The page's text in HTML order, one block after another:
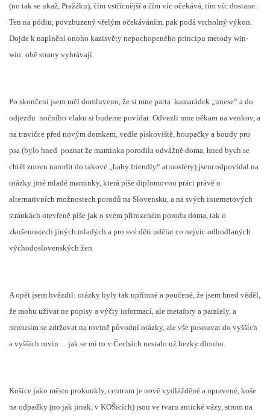
(no tak se ukaž, Pražáku), čím vstřícnější a čím víc očekává, tím víc dostane.
Ten na pódiu, povzbuzený vřelým očekáváním, pak podá vrcholný výkon.
Dojde k naplnění onoho kazisvěty nepochopeného principu metody win-
win: obě strany vyhrávají.
Po skončení jsem měl domluveno, že si mne parta kamarádek „unese“ a do
odjezdu nočního vlaku si budeme povídat. Odvezli mne někam na venkov, a
na travičce před novým domkem, vedle pískoviště, houpačky a boudy pro
psa (bylo hned poznat že maminka porodila odvážně doma, hned bych se
chtěl znovu narodit do takové „baby friendly“ atmosféry) jsem odpovídal na
otázky jiné mladé maminky, která píše diplomovou práci právě o
alternativních možnostech porodů na Slovensku, a na svých internetových
stránkách otevřeně píše jak o svém přirozeném porodu doma, tak o
zkušenostech jiných mladých a pro své děti udělat co nejvíc odhodlaných
východoslovenských žen.
A opět jsem hvězdil: otázky byly tak upřímné a poučené, že jsem hned věděl,
že mohu užívat ne popisy a výčty informací, ale metafory a paralely, a
nemusím se zdržovat na rovině původní otázky, ale vše posouvat do vyšších
a vyšších rovin… jak se mi to v Čechách nestalo už hezky dlouho.
Košice jako město prokoukly, centrum je nově vydlážděné a upravené, koše
na odpadky (no jak jinak, v KOŠicích) jsou ve tvaru antické vázy, strom na